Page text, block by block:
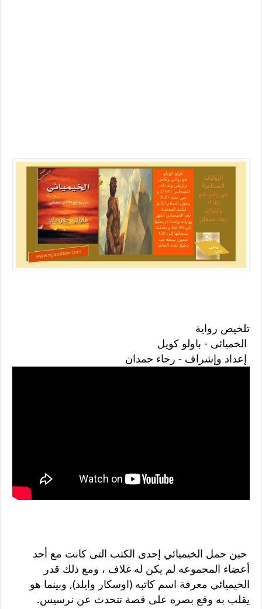
تلخيص رواية
الخميائى - باولو كويل
إعداد وإشراف - رجاء حمدان
حين حمل الخيميائي إحدى الكتب التى كانت مع أحد
أعضاء المجموعه لم يكن له غلاف ، ومع ذلك قدر
الخيميائي معرفة اسم كاتبه (اوسكار وايلد), وبينما هو
يقلب به وقع بصره على قصة تتحدث عن نرسيس.